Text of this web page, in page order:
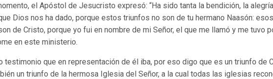
el Apóstol de Jesucristo expresó: “Ha sido tanta la bendición, la
Dios nos ha dado, porque estos triunfos no son de tu hermano Naasón: esos
de Cristo, porque yo fui en nombre de mi Señor, el que me llamó y me tuvo
en este ministerio.
testimonio que en representación de él iba, por eso digo que es un triunfo de
un triunfo de la hermosa Iglesia del Señor, a la cual todas las iglesias